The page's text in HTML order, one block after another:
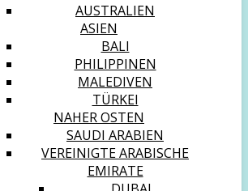
AUSTRALIEN
ASIEN
BALI
PHILIPPINEN
MALEDIVEN
TÜRKEI
NAHER OSTEN
SAUDI ARABIEN
VEREINIGTE ARABISCHE
EMIRATE